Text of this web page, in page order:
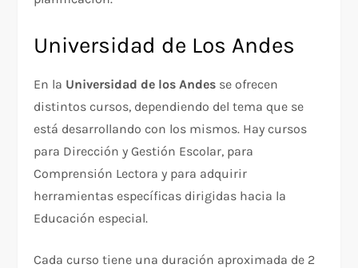
Universidad de Los Andes
En la Universidad de los Andes se ofrecen
distintos cursos, dependiendo del tema que se
está desarrollando con los mismos. Hay cursos
para Dirección y Gestión Escolar, para
Comprensión Lectora y para adquirir
herramientas específicas dirigidas hacia la
Educación especial.
Cada curso tiene una duración aproximada de 2